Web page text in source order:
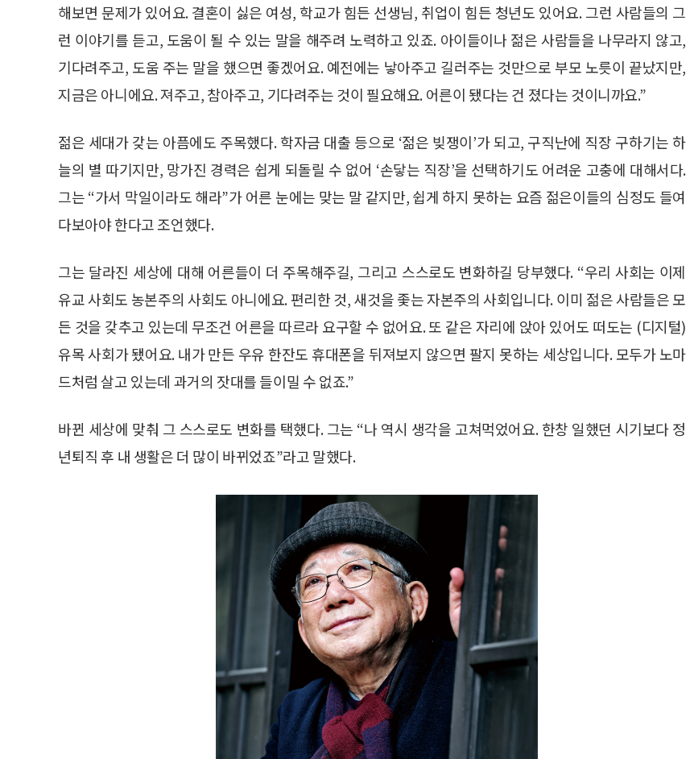
해보면 문제가 있어요. 결혼이 싫은 여성, 학교가 힘든 선생님, 취업이 힘든 청년도 있어요. 그런 사람들의 그
런 이야기를 듣고, 도움이 될 수 있는 말을 해주려 노력하고 있죠. 아이들이나 젊은 사람들을 나무라지 않고,
기다려주고, 도움 주는 말을 했으면 좋겠어요. 예전에는 낳아주고 길러주는 것만으로 부모 노릇이 끝났지만,
지금은 아니에요. 져주고, 참아주고, 기다려주는 것이 필요해요. 어른이 됐다는 건 졌다는 것이니까요.”
젊은 세대가 갖는 아픔에도 주목했다. 학자금 대출 등으로 ‘젊은 빚쟁이’가 되고, 구직난에 직장 구하기는 하
늘의 별 따기지만, 망가진 경력은 쉽게 되돌릴 수 없어 ‘손닿는 직장’을 선택하기도 어려운 고충에 대해서다.
그는 “가서 막일이라도 해라”가 어른 눈에는 맞는 말 같지만, 쉽게 하지 못하는 요즘 젊은이들의 심정도 들여
다보아야 한다고 조언했다.
그는 달라진 세상에 대해 어른들이 더 주목해주길, 그리고 스스로도 변화하길 당부했다. “우리 사회는 이제
유교 사회도 농본주의 사회도 아니에요. 편리한 것, 새것을 좇는 자본주의 사회입니다. 이미 젊은 사람들은 모
든 것을 갖추고 있는데 무조건 어른을 따르라 요구할 수 없어요. 또 같은 자리에 앉아 있어도 떠도는 (디지털)
유목 사회가 됐어요. 내가 만든 우유 한잔도 휴대폰을 뒤져보지 않으면 팔지 못하는 세상입니다. 모두가 노마
드처럼 살고 있는데 과거의 잣대를 들이밀 수 없죠.”
바뀐 세상에 맞춰 그 스스로도 변화를 택했다. 그는 “나 역시 생각을 고쳐먹었어요. 한창 일했던 시기보다 정
년퇴직 후 내 생활은 더 많이 바뀌었죠”라고 말했다.